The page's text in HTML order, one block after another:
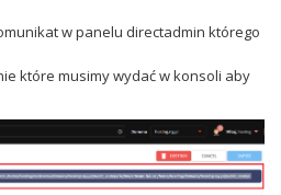
w panelu directadmin którego
które musimy wydać w konsoli aby